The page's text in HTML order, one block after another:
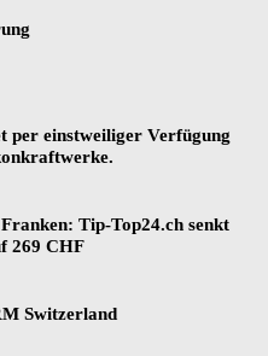
per einstweiliger Verfügung
Tip-Top24.ch senkt
269 CHF
Switzerland